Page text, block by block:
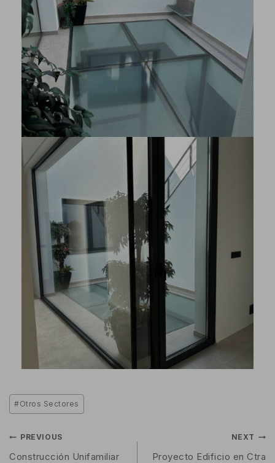
#Otros Sectores
PREVIOUS
Construcción Unifamiliar
NEXT
Proyecto Edificio en Ctra